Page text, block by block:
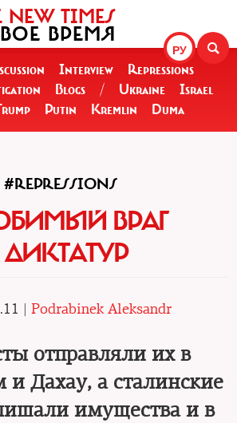
РУ
NEW TIMES
ВРЕМЯ
Interview
Repressions
Blogs / Ukraine
Israel
Putin Kremlin Duma
#REPRESSIONS
ВРАГ
ДИКТАТУР
| Podrabinek Aleksandr
отправляли их в
и Дахау, а сталинские
имущества и в